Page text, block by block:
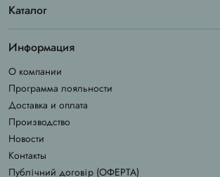
Каталог
Информация
О компании
Программа лояльности
Доставка и оплата
Производство
Новости
Контакты
Публічний договір (ОФЕРТА)